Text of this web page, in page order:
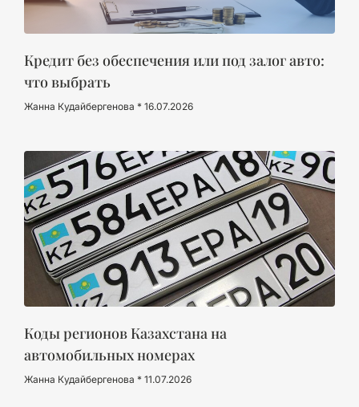
Кредит без обеспечения или под залог авто:
что выбрать
Жанна Кудайбергенова 16.07.2026
Коды регионов Казахстана на
автомобильных номерах
Жанна Кудайбергенова 11.07.2026